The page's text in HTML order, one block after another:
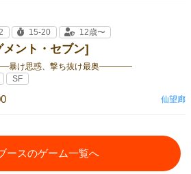
メント・セブン]
け思惑、撃ち抜け最奥――――
15-20 12歳〜
SF
仙望廊
ースのゲーム一覧へ